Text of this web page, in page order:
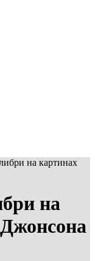
на картинах
на